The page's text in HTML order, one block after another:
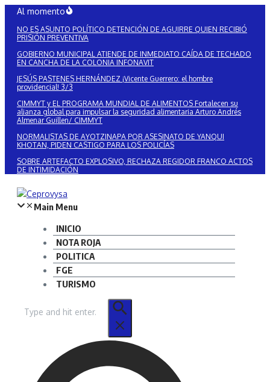
Saltar
contenido
Al momento
NO ES ASUNTO POLÍTICO DETENCIÓN DE AGUIRRE QUIEN RECIBIÓ
PRISIÓN PREVENTIVA
GOBIERNO MUNICIPAL ATIENDE DE INMEDIATO CAÍDA DE TECHADO
EN CANCHA DE LA COLONIA INFONAVIT
JESÚS PASTENES HERNÁNDEZ ¡Vicente Guerrero: el hombre
providencial! 3/3
CIMMYT y EL PROGRAMA MUNDIAL DE ALIMENTOS Fortalecen su
alianza global para impulsar la seguridad alimentaria Arturo Andrés
Almenar Guillen/ CIMMYT
NORMALISTAS DE AYOTZINAPA POR ASESINATO DE YANQUI
KHOTAN, PIDEN CASTIGO PARA LOS POLICÍAS
SOBRE ARTEFACTO EXPLOSIVO, RECHAZA REGIDOR FRANCO ACTOS
DE INTIMIDACIÓN
Main Menu
INICIO
NOTA ROJA
POLITICA
FGE
TURISMO
por: